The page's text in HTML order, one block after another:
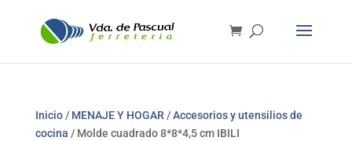
Inicio/ MENAJE Y HOGAR /Accesorios y utensilios de
cocina / Molde cuadrado 8*8*4,5 cm IBILI